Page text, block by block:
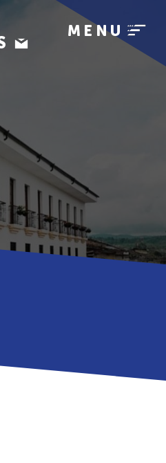
MENU